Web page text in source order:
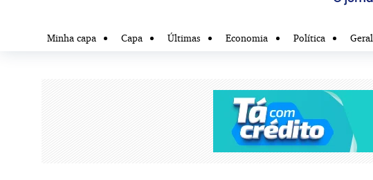
Minha capa Capa Últimas Economia Política Geral